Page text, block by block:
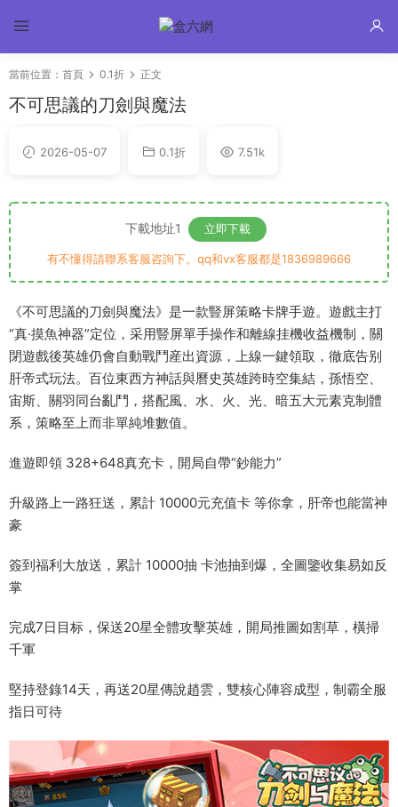
當前位置： 首頁 0.1折 正文
不可思議的刀劍與魔法
2026-05-07 0.1折 7.51k
下載地址1 立即下載
有不懂得請聯系客服咨詢下。qq和vx客服都是1836989666
《不可思議的刀劍與魔法》是一款豎屏策略卡牌手遊。遊戲主打
“真·摸魚神器”定位，采用豎屏單手操作和離線挂機收益機制，關
閉遊戲後英雄仍會自動戰鬥産出資源，上線一鍵領取，徹底告别
肝帝式玩法。百位東西方神話與曆史英雄跨時空集結，孫悟空、
宙斯、關羽同台亂鬥，搭配風、水、火、光、暗五大元素克制體
系，策略至上而非單純堆數值。
進遊即領 328+648真充卡，開局自帶“鈔能力”
升級路上一路狂送，累計 10000元充值卡 等你拿，肝帝也能當神
豪
簽到福利大放送，累計 10000抽 卡池抽到爆，全圖鑒收集易如反
掌
完成7日目标，保送20星全體攻擊英雄，開局推圖如割草，橫掃
千軍
堅持登錄14天，再送20星傳說趙雲，雙核心陣容成型，制霸全服
指日可待